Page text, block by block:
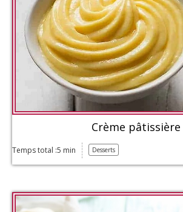
Crème pâtissière
Temps total :5 min Desserts